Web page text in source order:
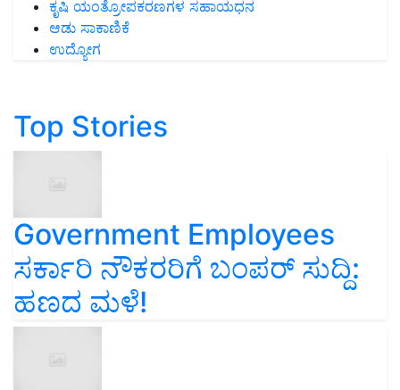
ಕೃಷಿ ಯಂತ್ರೋಪಕರಣಗಳ ಸಹಾಯಧನ
ಆಡು ಸಾಕಾಣಿಕೆ
ಉದ್ಯೋಗ
Top Stories
Government Employees
ಸರ್ಕಾರಿ ನೌಕರರಿಗೆ ಬಂಪರ್‌ ಸುದ್ದಿ:
ಹಣದ ಮಳೆ!